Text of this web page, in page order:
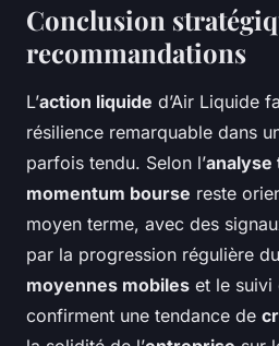
Conclusion
recommandations
L’action liquide d’Air Liquide
résilience remarquable dans
parfois tendu. Selon l’analyse
momentum bourse reste
moyen terme, avec des
par la progression régulière du
moyennes mobiles et le suivi
confirment une tendance de